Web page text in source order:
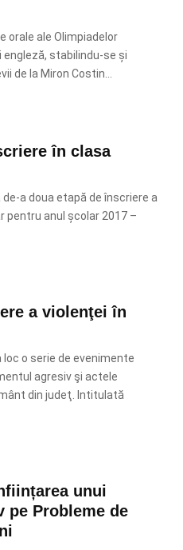
orale ale Olimpiadelor
stabilindu-se și
de la Miron Costin...
în clasa
a doua etapă de înscriere a
pentru anul școlar 2017 –
a violenţei în
o serie de evenimente
agresiv şi actele
din judeţ. Intitulată
unui
pe Probleme de